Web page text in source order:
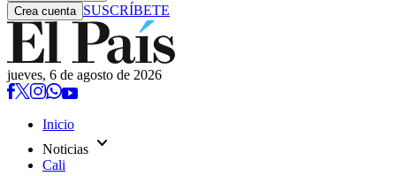
Crea cuenta SUSCRÍBETE
jueves, 6 de agosto de 2026
Inicio
Noticias expand_more
Cali